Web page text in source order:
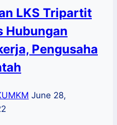
LKS Tripartit
Hubungan
Pengusaha
June 28,